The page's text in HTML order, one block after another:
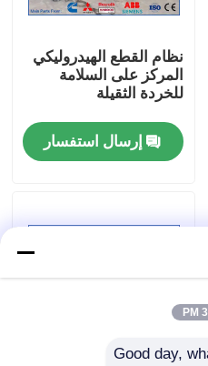
نظام القطع الهيدروليكي
المركز على السلامة
للخردة الثقيلة
إرسال استفسار
Good day,